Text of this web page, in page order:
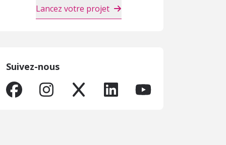
Lancez votre projet
Suivez-nous